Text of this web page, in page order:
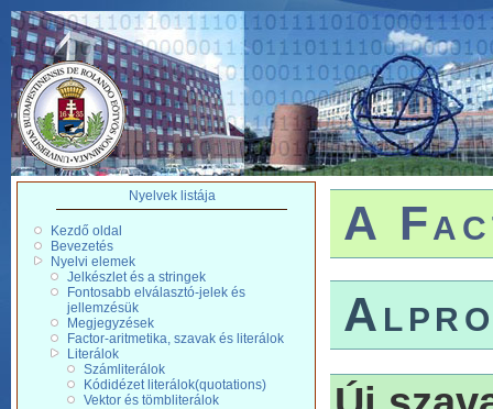
Nyelvek listája
Kezdő oldal
Bevezetés
Nyelvi elemek
Jelkészlet és a stringek
Fontosabb elválasztó-jelek és
jellemzésük
Megjegyzések
Factor-aritmetika, szavak és literálok
Literálok
Számliterálok
Kódidézet literálok(quotations)
Vektor és tömbliterálok
A